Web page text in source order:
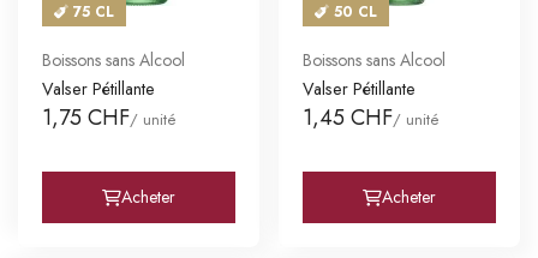
75 CL
Boissons sans Alcool
Valser Pétillante
1,75 CHF/ unité
Acheter
50 CL
Boissons sans Alcool
Valser Pétillante
1,45 CHF/ unité
Acheter